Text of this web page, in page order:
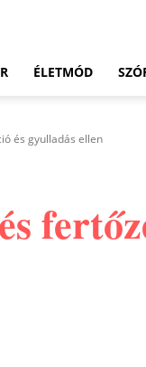
ÉLETMÓD
és gyulladás ellen